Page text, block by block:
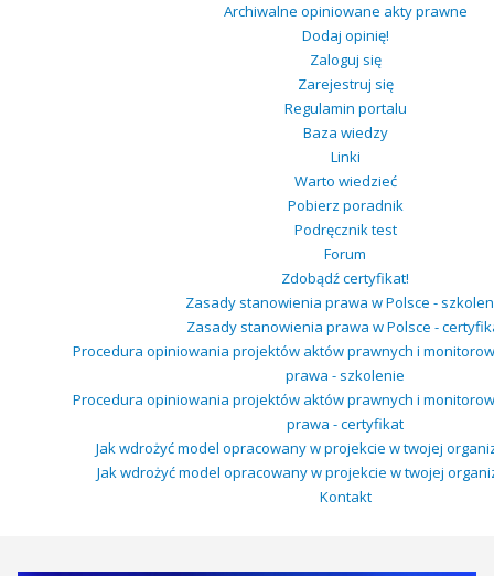
Archiwalne opiniowane akty prawne
Dodaj opinię!
Zaloguj się
Zarejestruj się
Regulamin portalu
Baza wiedzy
Linki
Warto wiedzieć
Pobierz poradnik
Podręcznik test
Forum
Zdobądź certyfikat!
Zasady stanowienia prawa w Polsce -
Zasady stanowienia prawa w Polsce -
Procedura opiniowania projektów aktów prawnych i
prawa - szkolenie
Procedura opiniowania projektów aktów prawnych i
prawa - certyfikat
Jak wdrożyć model opracowany w projekcie w twojej
Jak wdrożyć model opracowany w projekcie w twojej
Kontakt